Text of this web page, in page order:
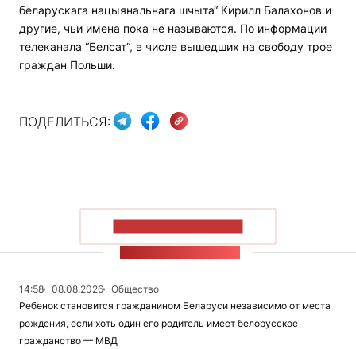
беларускага нацыянальнага шчыта“ Кирилл Балахонов и
другие, чьи имена пока не называются. По информации
телеканала “Белсат“, в числе вышедших на свободу трое
граждан Польши.
ПОДЕЛИТЬСЯ:
14:58 08.08.2026
Общество
Ребенок становится гражданином Беларуси независимо от места
рождения, если хоть один его родитель имеет белорусское
гражданство — МВД